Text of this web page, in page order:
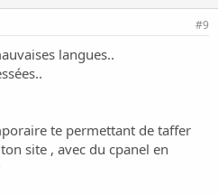
#9
langues..
te permettant de taffer
site , avec du cpanel en